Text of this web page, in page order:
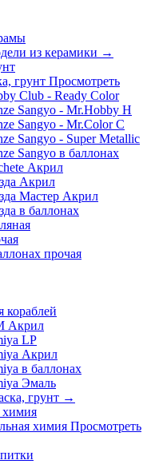
из керамики →
грунт Просмотреть
Club - Ready Color
Sangyo - Mr.Hobby H
Sangyo - Mr.Color C
Sangyo - Super Metallic
Sangyo в баллонах
Акрил
Акрил
Мастер Акрил
в баллонах
прочая
кораблей
Акрил
LP
Акрил
в баллонах
Эмаль
грунт →
химия
химия Просмотреть